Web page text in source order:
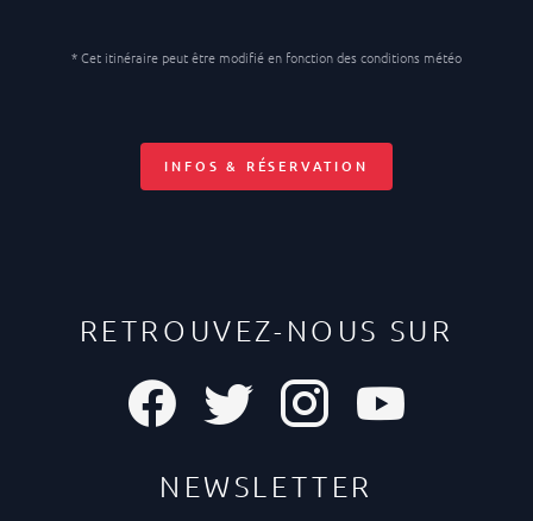
* Cet itinéraire peut être modifié en fonction des conditions météo
INFOS & RÉSERVATION
RETROUVEZ-NOUS SUR
NEWSLETTER